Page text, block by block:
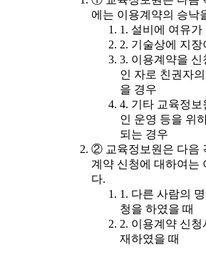
에는 이용계약의 승낙
1. 설비에 여유가
2. 기술상에 지장
3. 이용계약을
인 자로 친권자
을 경우
4. 기타 교육정
인 운영 등을 위
되는 경우
② 교육정보원은 다음
계약 신청에 대하여는
다.
1. 다른 사람의
청을 하였을 때
2. 이용계약 신청
재하였을 때